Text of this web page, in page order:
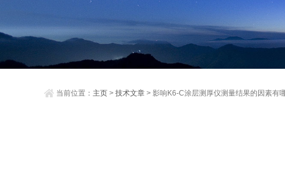
当前位置： 主页 >技术文章 > 影响K6-C涂层测厚仪测量结果的因素有